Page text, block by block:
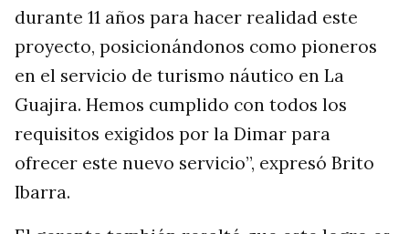
durante 11 años para hacer realidad este
proyecto, posicionándonos como pioneros
en el servicio de turismo náutico en La
Guajira. Hemos cumplido con todos los
requisitos exigidos por la Dimar para
ofrecer este nuevo servicio”, expresó Brito
Ibarra.